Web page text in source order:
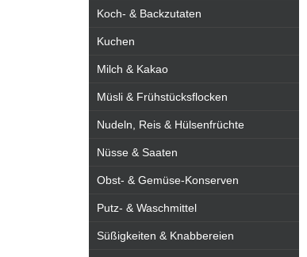
Koch- & Backzutaten
Kuchen
Milch & Kakao
Müsli & Frühstücksflocken
Nudeln, Reis & Hülsenfrüchte
Nüsse & Saaten
Obst- & Gemüse-Konserven
Putz- & Waschmittel
Süßigkeiten & Knabbereien